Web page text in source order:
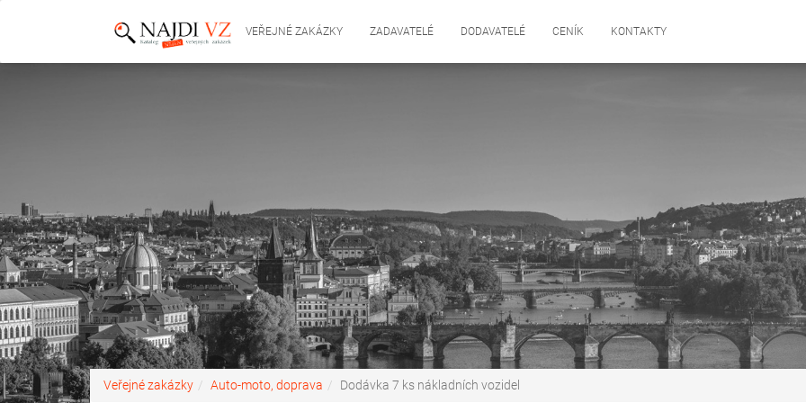
VEŘEJNÉ ZAKÁZKY ZADAVATELÉ DODAVATELÉ CENÍK KONTAKTY
Veřejné zakázky Auto-moto, doprava Dodávka 7 ks nákladních vozidel